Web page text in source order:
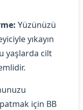
Yüzünüzü
yıkayın
yaşlarda cilt
için BB